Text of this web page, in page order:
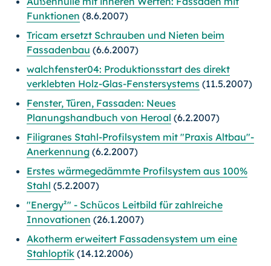
Funktionen (8.6.2007)
Tricam ersetzt Schrauben und Nieten beim
Fassadenbau (6.6.2007)
walchfenster04: Produktionsstart des direkt
verklebten Holz-Glas-Fenstersystems (11.5.2007)
Fenster, Türen, Fassaden: Neues
Planungshandbuch von Heroal (6.2.2007)
Filigranes Stahl-Profilsystem mit "Praxis Altbau"-
Anerkennung (6.2.2007)
Erstes wärmegedämmte Profilsystem aus 100%
Stahl (5.2.2007)
"Energy²" - Schücos Leitbild für zahlreiche
Innovationen (26.1.2007)
Akotherm erweitert Fassadensystem um eine
Stahloptik (14.12.2006)